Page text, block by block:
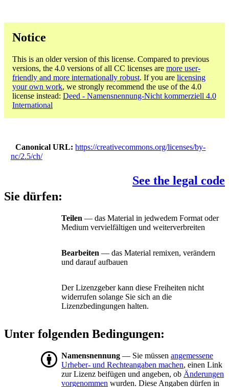
Notice
This is an older version of this license. Compared to previous
versions, the 4.0 versions of all CC licenses are more user-
friendly and more internationally robust. If you are licensing
your own work, we strongly recommend the use of the 4.0
license instead: Deed - Namensnennung-Nicht kommerziell 4.0
International
Canonical URL
https://creativecommons.org/licenses/by-
nc/2.5/ch/
See the legal code
Sie dürfen:
Teilen — das Material in jedwedem Format oder
Medium vervielfältigen und weiterverbreiten
Bearbeiten — das Material remixen, verändern
und darauf aufbauen
Der Lizenzgeber kann diese Freiheiten nicht
widerrufen solange Sie sich an die
Lizenzbedingungen halten.
Unter folgenden Bedingungen:
Namensnennung — Sie müssen angemessene
Urheber- und Rechteangaben machen, einen Link
zur Lizenz beifügen und angeben, ob Änderungen
vorgenommen wurden. Diese Angaben dürfen in